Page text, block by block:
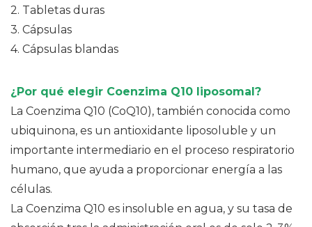
2. Tabletas duras
3. Cápsulas
4. Cápsulas blandas
¿Por qué elegir Coenzima Q10 liposomal?
La Coenzima Q10 (CoQ10), también conocida como
ubiquinona, es un antioxidante liposoluble y un
importante intermediario en el proceso respiratorio
humano, que ayuda a proporcionar energía a las
células.
La Coenzima Q10 es insoluble en agua, y su tasa de